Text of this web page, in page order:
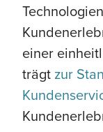
einer
trägt zur